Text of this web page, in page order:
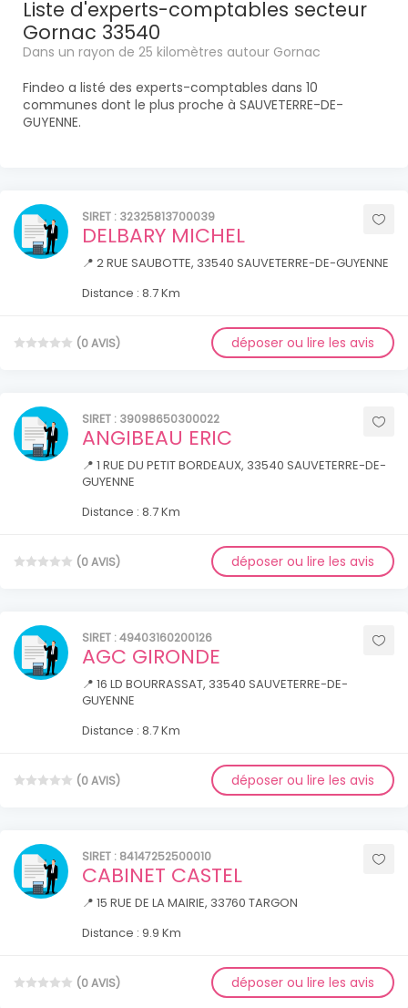
Liste d'experts-comptables secteur
Gornac 33540
Dans un rayon de 25 kilomètres autour Gornac
Findeo a listé des experts-comptables dans 10
communes dont le plus proche à SAUVETERRE-DE-
GUYENNE.
SIRET : 32325813700039
DELBARY MICHEL
📍 2 RUE SAUBOTTE, 33540 SAUVETERRE-DE-GUYENNE
Distance : 8.7 Km
(0 AVIS) déposer ou lire les avis
SIRET : 39098650300022
ANGIBEAU ERIC
📍 1 RUE DU PETIT BORDEAUX, 33540 SAUVETERRE-DE-
GUYENNE
Distance : 8.7 Km
(0 AVIS) déposer ou lire les avis
SIRET : 49403160200126
AGC GIRONDE
📍 16 LD BOURRASSAT, 33540 SAUVETERRE-DE-
GUYENNE
Distance : 8.7 Km
(0 AVIS) déposer ou lire les avis
SIRET : 84147252500010
CABINET CASTEL
📍 15 RUE DE LA MAIRIE, 33760 TARGON
Distance : 9.9 Km
(0 AVIS) déposer ou lire les avis